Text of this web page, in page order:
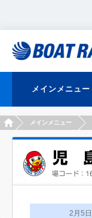
メインメニュー
HOMEメインメニュー
2月5日